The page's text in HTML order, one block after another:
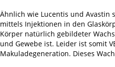
Ähnlich wie Lucentis und Avastin
mittels Injektionen in den
Körper natürlich gebildeter
und Gewebe ist. Leider ist somit
Makuladegeneration. Dieses